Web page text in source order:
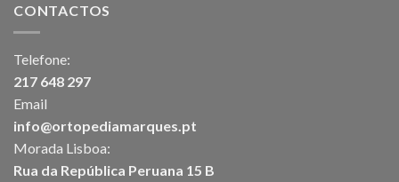
CONTACTOS
Telefone:
217 648 297
Email
info@ortopediamarques.pt
Morada Lisboa:
Rua da República Peruana 15 B